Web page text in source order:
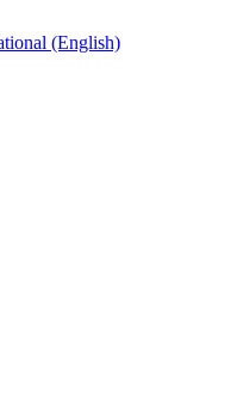
(English)